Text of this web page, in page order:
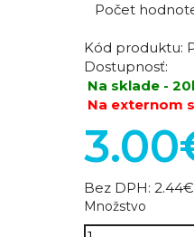
Počet
Kód produktu:
Dostupnosť:
Na sklade -
Na externom
Bez DPH: 2.44€
Množstvo